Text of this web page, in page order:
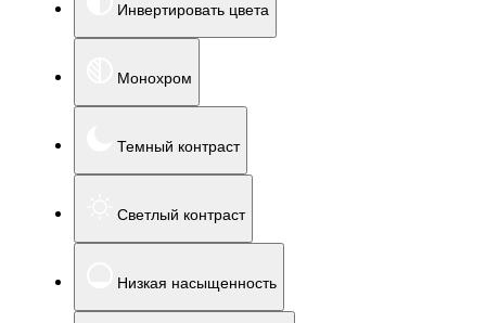
Инвертировать цвета
Монохром
Темный контраст
Светлый контраст
Низкая насыщенность